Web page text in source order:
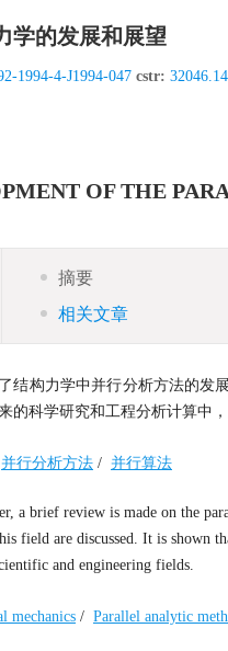
学的发展和展望
1994-4-J1994-047 cstr:
OF THE
摘要
相关文章
结构力学中并行分析方法的发
的科学研究和工程分析计算中
并行分析方法 / 并行算法
a brief review is made on the
field are discussed. It is
and engineering fields.
mechanics / Parallel analytic